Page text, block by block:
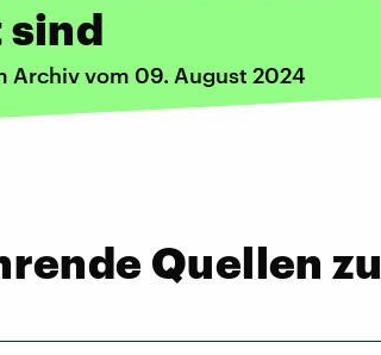
sind
Archiv vom 09. August 2024
Quellen